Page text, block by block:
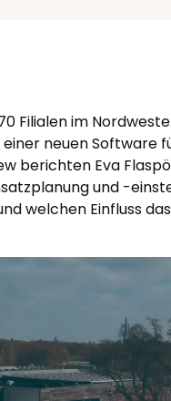
Filialen im
neuen Software
berichten Eva
und -
welchen Einfluss